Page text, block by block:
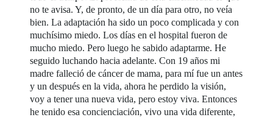
no te avisa. Y, de pronto, de un día para otro, no veía
bien. La adaptación ha sido un poco complicada y con
muchísimo miedo. Los días en el hospital fueron de
mucho miedo. Pero luego he sabido adaptarme. He
seguido luchando hacia adelante. Con 19 años mi
madre falleció de cáncer de mama, para mí fue un antes
y un después en la vida, ahora he perdido la visión,
voy a tener una nueva vida, pero estoy viva. Entonces
he tenido esa concienciación, vivo una vida diferente,